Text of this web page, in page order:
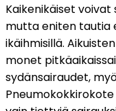
Kaikenikäiset
mutta eniten tautia
ikäihmisillä.
monet
sydänsairaudet,